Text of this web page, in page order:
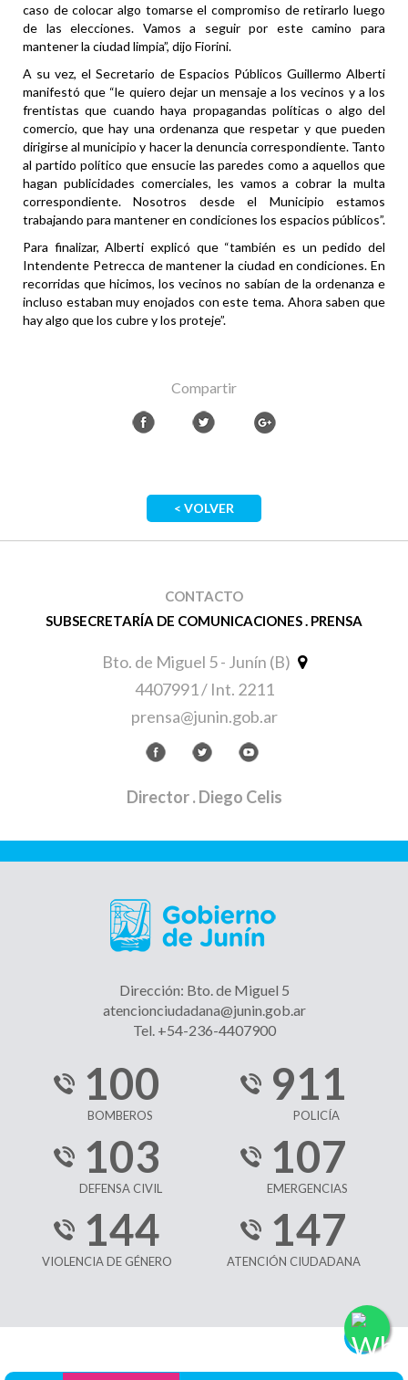
caso de colocar algo tomarse el compromiso de retirarlo luego
de las elecciones. Vamos a seguir por este camino para
mantener la ciudad limpia”, dijo Fiorini.
A su vez, el Secretario de Espacios Públicos Guillermo Alberti
manifestó que “le quiero dejar un mensaje a los vecinos y a los
frentistas que cuando haya propagandas políticas o algo del
comercio, que hay una ordenanza que respetar y que pueden
dirigirse al municipio y hacer la denuncia correspondiente. Tanto
al partido político que ensucie las paredes como a aquellos que
hagan publicidades comerciales, les vamos a cobrar la multa
correspondiente. Nosotros desde el Municipio estamos
trabajando para mantener en condiciones los espacios públicos”.
Para finalizar, Alberti explicó que “también es un pedido del
Intendente Petrecca de mantener la ciudad en condiciones. En
recorridas que hicimos, los vecinos no sabían de la ordenanza e
incluso estaban muy enojados con este tema. Ahora saben que
hay algo que los cubre y los proteje”.
Compartir
< VOLVER
CONTACTO
SUBSECRETARÍA DE COMUNICACIONES . PRENSA
Bto. de Miguel 5 - Junín (B)
4407991 / Int. 2211
prensa@junin.gob.ar
Director. Diego Celis
Dirección: Bto. de Miguel 5
atencionciudadana@junin.gob.ar
Tel. +54-236-4407900
100
BOMBEROS
911
POLICÍA
103
DEFENSA CIVIL
107
EMERGENCIAS
144
VIOLENCIA DE GÉNERO
147
ATENCIÓN CIUDADANA